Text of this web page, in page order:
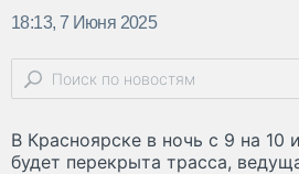
18:13, 7 Июня 2025
В Красноярске в ночь с 9 на 10
будет перекрыта трасса,